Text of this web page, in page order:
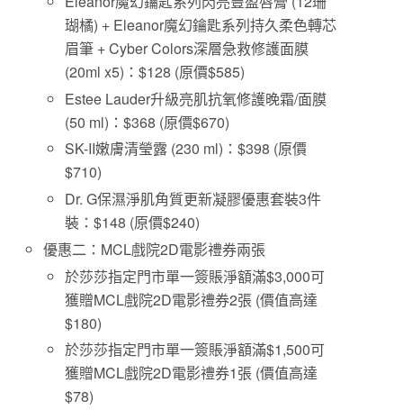
瑚橘) + Eleanor魔幻鑰匙系列持久柔色轉芯
眉筆 + Cyber Colors深層急救修護面膜
(20ml x5)：$128 (原價$585)
Estee Lauder升級亮肌抗氧修護晚霜/面膜
(50 ml)：$368 (原價$670)
SK-II嫩膚清瑩露 (230 ml)：$398 (原價
$710)
Dr. G保濕淨肌角質更新凝膠優惠套裝3件
裝：$148 (原價$240)
優惠二：MCL戲院2D電影禮券兩張
於莎莎指定門市單一簽賬淨額滿$3,000可
獲贈MCL戲院2D電影禮券2張 (價值高達
$180)
於莎莎指定門市單一簽賬淨額滿$1,500可
獲贈MCL戲院2D電影禮券1張 (價值高達
$78)